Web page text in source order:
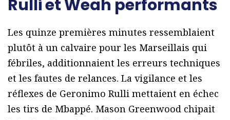
Rulli et Weah performants
Les quinze premières minutes ressemblaient
plutôt à un calvaire pour les Marseillais qui
fébriles, additionnaient les erreurs techniques
et les fautes de relances. La vigilance et les
réflexes de Geronimo Rulli mettaient en échec
les tirs de Mbappé. Mason Greenwood chipait